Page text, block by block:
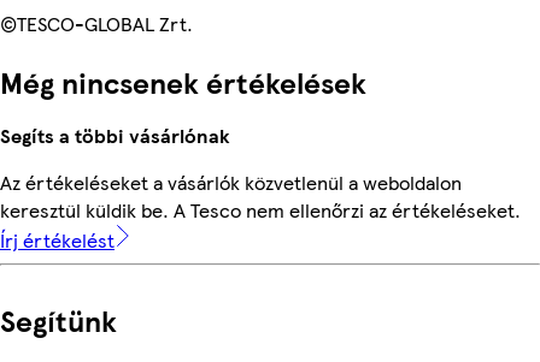
©TESCO-GLOBAL Zrt.
Még nincsenek értékelések
Segíts a többi vásárlónak
Az értékeléseket a vásárlók közvetlenül a weboldalon
keresztül küldik be. A Tesco nem ellenőrzi az értékeléseket.
Írj értékelést
Segítünk